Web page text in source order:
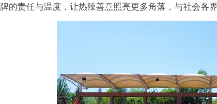
牌的责任与温度，让热辣善意照亮更多角落，与社会各